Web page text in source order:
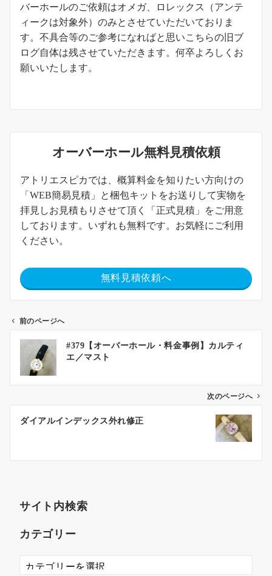
バーホールのご依頼はオメガ、ロレックス（アンテ
ィークは対象外）のみとさせていただいておりま
す。不具合等のご参考になればと思いこちらの旧ブ
ログ自体は残させていただきます。何卒よろしくお
願いいたします。
オーバーホール無料見積依頼
アトリエスピカでは、概算料金を知りたい方向けの
「WEB簡易見積」と梱包キットをお送りして実物を
拝見しお見積もりさせて頂く「正式見積」をご用意
しております。いずれも無料です。お気軽にご利用
ください。
無料見積依頼へ
前のページへ
#379【オーバーホール・料金事例】カルティ
エ／マスト
次のページへ
ダイアルインデックス外れ修正
サイト内検索
カテゴリー